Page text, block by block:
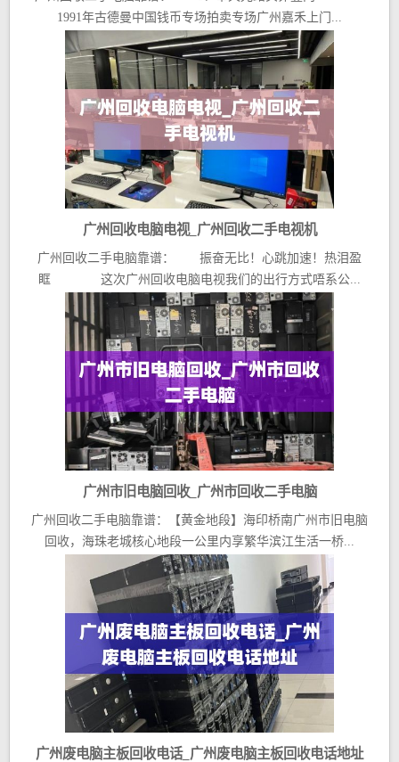
1991年古德曼中国钱币专场拍卖专场广州嘉禾上门...
广州回收电脑电视_广州回收二手电视机
广州回收二手电脑靠谱： 振奋无比！心跳加速！热泪盈
眶 这次广州回收电脑电视我们的出行方式唔系公...
广州市旧电脑回收_广州市回收二手电脑
广州回收二手电脑靠谱：【黄金地段】海印桥南广州市旧电脑
回收，海珠老城核心地段一公里内享繁华滨江生活一桥...
广州废电脑主板回收电话_广州废电脑主板回收电话地址